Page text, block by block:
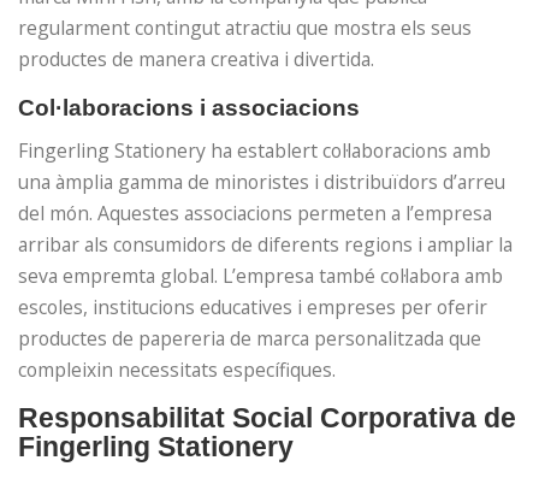
regularment contingut atractiu que mostra els seus
productes de manera creativa i divertida.
Col·laboracions i associacions
Fingerling Stationery ha establert col·laboracions amb
una àmplia gamma de minoristes i distribuïdors d’arreu
del món. Aquestes associacions permeten a l’empresa
arribar als consumidors de diferents regions i ampliar la
seva empremta global. L’empresa també col·labora amb
escoles, institucions educatives i empreses per oferir
productes de papereria de marca personalitzada que
compleixin necessitats específiques.
Responsabilitat Social Corporativa de
Fingerling Stationery